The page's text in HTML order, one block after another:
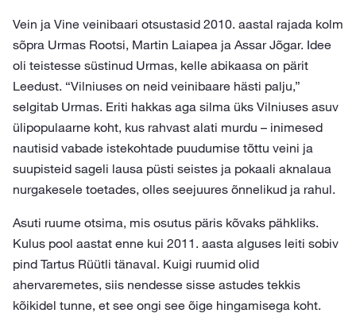
Vein ja Vine veinibaari otsustasid 2010. aastal rajada kolm
sõpra Urmas Rootsi, Martin Laiapea ja Assar Jõgar. Idee
oli teistesse süstinud Urmas, kelle abikaasa on pärit
Leedust. “Vilniuses on neid veinibaare hästi palju,”
selgitab Urmas. Eriti hakkas aga silma üks Vilniuses asuv
ülipopulaarne koht, kus rahvast alati murdu – inimesed
nautisid vabade istekohtade puudumise tõttu veini ja
suupisteid sageli lausa püsti seistes ja pokaali aknalaua
nurgakesele toetades, olles seejuures õnnelikud ja rahul.
Asuti ruume otsima, mis osutus päris kõvaks pähkliks.
Kulus pool aastat enne kui 2011. aasta alguses leiti sobiv
pind Tartus Rüütli tänaval. Kuigi ruumid olid
ahervaremetes, siis nendesse sisse astudes tekkis
kõikidel tunne, et see ongi see õige hingamisega koht.